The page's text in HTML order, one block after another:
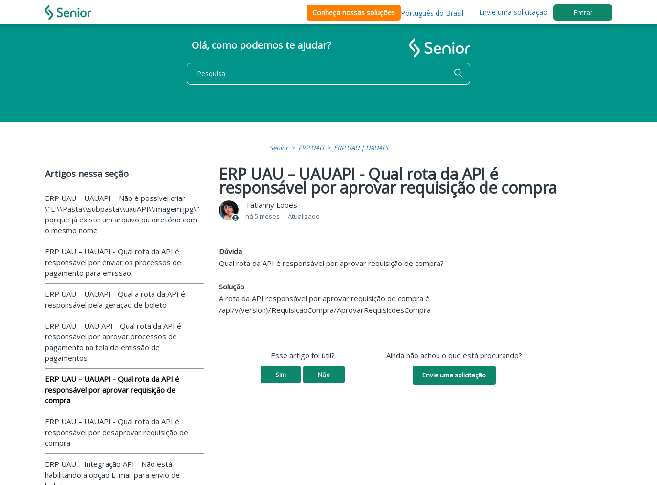
Conheça nossas soluções Português do Brasil Envie uma solicitação Entrar
Olá, como podemos te ajudar?
Senior ERP UAU ERP UAU | UAUAPI
Artigos nessa seção
ERP UAU – UAUAPI – Não é possível criar
\"E:\\Pasta\\subpasta\\uauAPI\\imagem.jpg\"
porque já existe um arquivo ou diretório com
o mesmo nome
ERP UAU – UAUAPI - Qual rota da API é
responsável por enviar os processos de
pagamento para emissão
ERP UAU – UAUAPI - Qual a rota da API é
responsável pela geração de boleto
ERP UAU – UAU API - Qual rota da API é
responsável por aprovar processos de
pagamento na tela de emissão de
pagamentos
ERP UAU – UAUAPI - Qual rota da API é
responsável por aprovar requisição de
compra
ERP UAU – UAUAPI - Qual rota da API é
responsável por desaprovar requisição de
compra
ERP UAU – Integração API - Não está
habilitando a opção E-mail para envio de
ERP UAU – UAUAPI - Qual rota da API é
responsável por aprovar requisição de compra
Tatianny Lopes
há 5 meses Atualizado
Dúvida
Qual rota da API é responsável por aprovar requisição de compra?
Solução
A rota da API responsável por aprovar requisição de compra é
/api/v{version}/RequisicaoCompra/AprovarRequisicoesCompra
Esse artigo foi útil?
Sim Não
Ainda não achou o que está procurando?
Envie uma solicitação